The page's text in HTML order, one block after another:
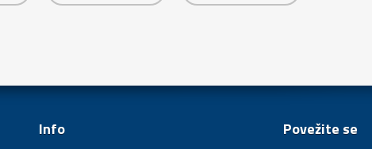
Info Povežite se